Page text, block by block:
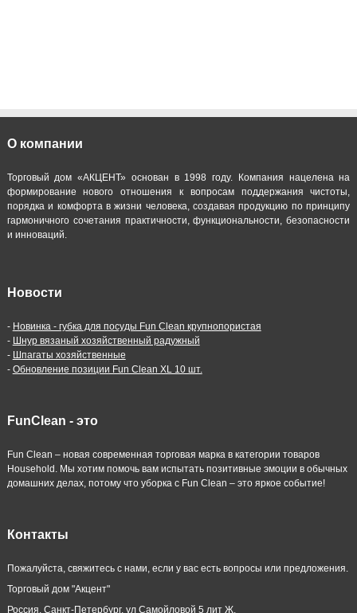
О компании
Торговый дом «АКЦЕНТ» основан в 1998 году. Компания нацелена на
формирование нового отношения к вопросам поддержания чистоты,
порядка и комфорта в жизни человека, создавая продукцию по принципу
гармоничного сочетания практичности, функциональности, безопасности
и инноваций.
Новости
- Новинка - губка для посуды Fun Clean крупнопористая
- Шнур вязаный хозяйственный радужный
- Шпагаты хозяйственные
- Обновление позиции Fun Clean XL 10 шт.
FunClean - это
Fun Clean – новая современная торговая марка в категории товаров
Household. Мы хотим помочь вам испытать позитивные эмоции в обычных
домашних делах, потому что уборка с Fun Clean – это яркое событие!
Контакты
Пожалуйста, свяжитесь с нами, если у вас есть вопросы или предложения.
Торговый дом "Акцент"
Россия, Санкт-Петербург, ул Самойловой 5 лит Ж.